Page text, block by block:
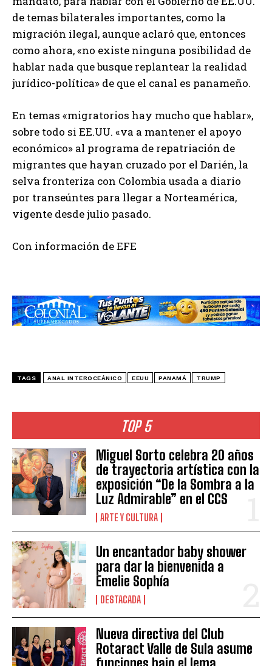
TOP 5
Miguel Sorto celebra 20 años
de trayectoria artística con la
exposición “De la Sombra a la
Luz Admirable” en el CCS
ARTE Y CULTURA
Un encantador baby shower
para dar la bienvenida a
Emelie Sophía
DESTACADA
Nueva directiva del Club
Rotaract Valle de Sula asume
de temas bilaterales importantes, como la
migración ilegal, aunque aclaró que, entonces
como ahora, «no existe ninguna posibilidad de
hablar nada que busque replantear la realidad
jurídico-política» de que el canal es panameño.
En temas «migratorios hay mucho que hablar»,
sobre todo si EE.UU. «va a mantener el apoyo
económico» al programa de repatriación de
migrantes que hayan cruzado por el Darién, la
selva fronteriza con Colombia usada a diario
por transeúntes para llegar a Norteamérica,
vigente desde julio pasado.
Con información de EFE
TAGS ANAL INTEROCEÁNICO EEUU PANAMÁ TRUMP